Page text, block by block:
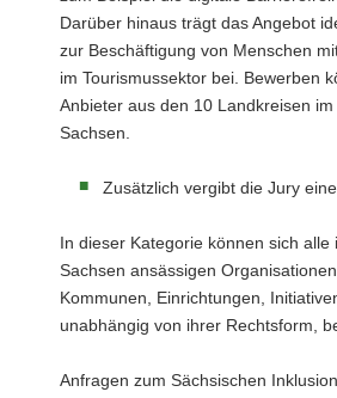
Darüber hinaus trägt das Angebot
zur Beschäftigung von Menschen
im Tourismussektor bei. Bewerben
Anbieter aus den 10 Landkreisen
Sachsen.
Zusätzlich vergibt die Jury
In dieser Kategorie können sich alle
Sachsen ansässigen
Kommunen, Einrichtungen,
unabhängig von ihrer Rechtsform,
Anfragen zum Sächsischen